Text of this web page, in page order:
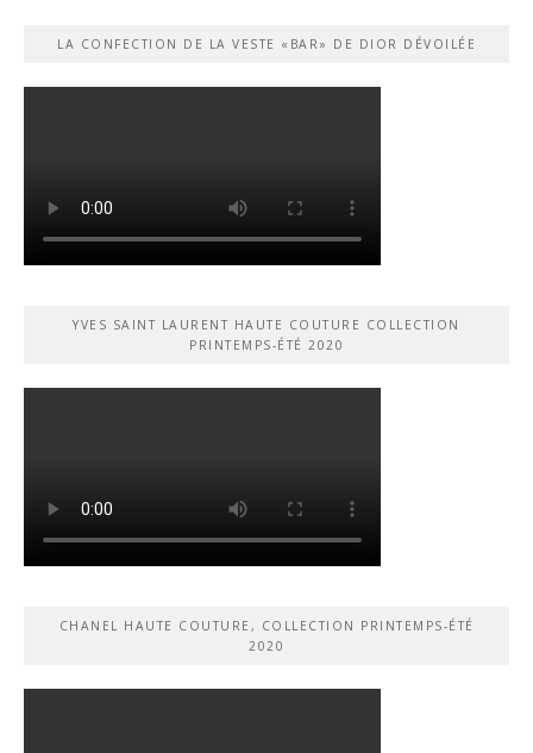
LA CONFECTION DE LA VESTE «BAR» DE DIOR DÉVOILÉE
YVES SAINT LAURENT HAUTE COUTURE COLLECTION
PRINTEMPS-ÉTÉ 2020
CHANEL HAUTE COUTURE, COLLECTION PRINTEMPS-ÉTÉ
2020